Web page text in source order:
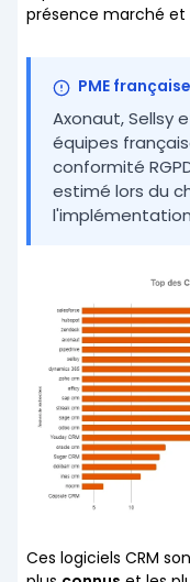
présence marché et
PME
Axonaut, Sellsy
équipes
conformité
estimé lors du
Ces logiciels CRM